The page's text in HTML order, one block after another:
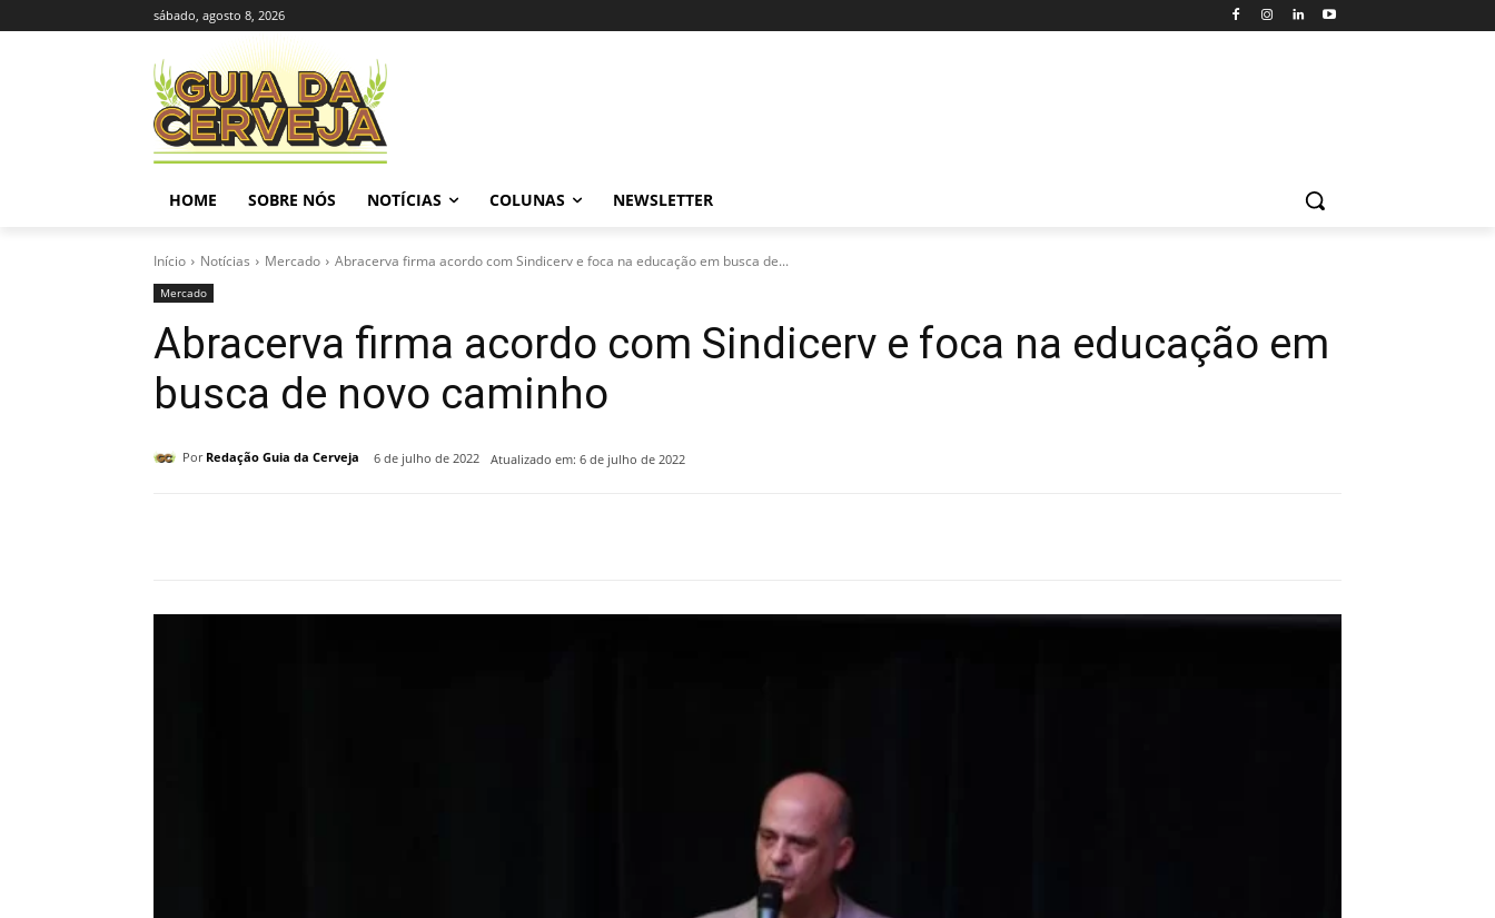
sábado, agosto 8, 2026
HOME SOBRE NÓS NOTÍCIAS COLUNAS NEWSLETTER
Início Notícias Mercado Abracerva firma acordo com Sindicerv e foca na educação em busca de...
Mercado
Abracerva firma acordo com Sindicerv e foca na educação em
busca de novo caminho
Por Redação Guia da Cerveja 6 de julho de 2022 Atualizado em: 6 de julho de 2022